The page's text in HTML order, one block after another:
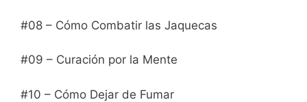
#08 – Cómo Combatir las Jaquecas
#09 – Curación por la Mente
#10 – Cómo Dejar de Fumar